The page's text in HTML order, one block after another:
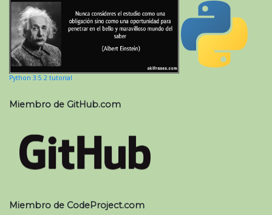
Python 3.5.2 tutorial
Miembro de GitHub.com
Miembro de CodeProject.com